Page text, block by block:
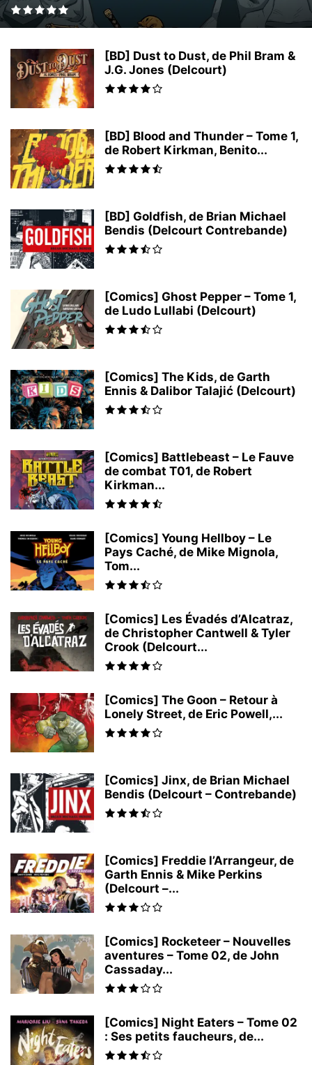
[BD] Dust to Dust, de Phil Bram &
J.G. Jones (Delcourt)
[BD] Blood and Thunder – Tome 1,
de Robert Kirkman, Benito...
[BD] Goldfish, de Brian Michael
Bendis (Delcourt Contrebande)
[Comics] Ghost Pepper – Tome 1,
de Ludo Lullabi (Delcourt)
[Comics] The Kids, de Garth
Ennis & Dalibor Talajić (Delcourt)
[Comics] Battlebeast – Le Fauve
de combat T01, de Robert
Kirkman...
[Comics] Young Hellboy – Le
Pays Caché, de Mike Mignola,
Tom...
[Comics] Les Évadés d’Alcatraz,
de Christopher Cantwell & Tyler
Crook (Delcourt...
[Comics] The Goon – Retour à
Lonely Street, de Eric Powell,...
[Comics] Jinx, de Brian Michael
Bendis (Delcourt – Contrebande)
[Comics] Freddie l’Arrangeur, de
Garth Ennis & Mike Perkins
(Delcourt –...
[Comics] Rocketeer – Nouvelles
aventures – Tome 02, de John
Cassaday...
[Comics] Night Eaters – Tome 02
: Ses petits faucheurs, de...